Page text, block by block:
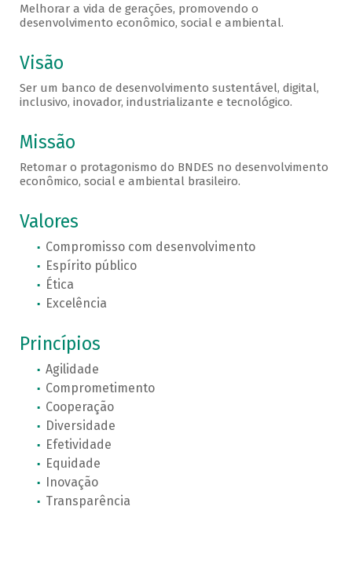
Melhorar a vida de gerações, promovendo o
desenvolvimento econômico, social e ambiental.
Visão
Ser um banco de desenvolvimento sustentável, digital,
inclusivo, inovador, industrializante e tecnológico.
Missão
Retomar o protagonismo do BNDES no desenvolvimento
econômico, social e ambiental brasileiro.
Valores
Compromisso com desenvolvimento
Espírito público
Ética
Excelência
Princípios
Agilidade
Comprometimento
Cooperação
Diversidade
Efetividade
Equidade
Inovação
Transparência